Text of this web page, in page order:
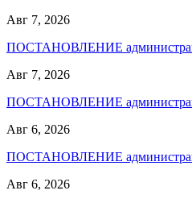
Авг 7, 2026
ПОСТАНОВЛЕНИЕ
Авг 7, 2026
ПОСТАНОВЛЕНИЕ
Авг 6, 2026
ПОСТАНОВЛЕНИЕ
Авг 6, 2026